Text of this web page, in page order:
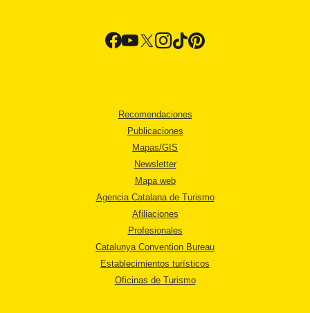
Recomendaciones
Publicaciones
Mapas/GIS
Newsletter
Mapa web
Agencia Catalana de Turismo
Afiliaciones
Profesionales
Catalunya Convention Bureau
Establecimientos turísticos
Oficinas de Turismo